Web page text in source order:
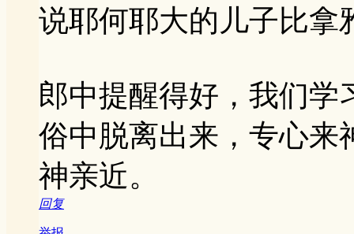
说耶何耶大的儿子比拿
郎中提醒得好，我们学
俗中脱离出来，专心来
神亲近。
回复